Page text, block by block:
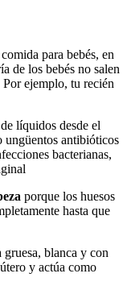
para bebés, en
de los bebés no salen
ejemplo, tu recién
líquidos desde el
ungüentos antibióticos
bacterianas,
porque los huesos
hasta que
gruesa, blanca y con
y actúa como